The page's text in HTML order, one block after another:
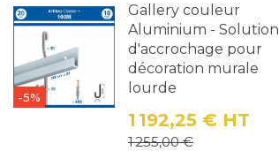
-5%
Gallery couleur
Aluminium - Solution
d'accrochage pour
décoration murale
lourde
Prix
1 192,25 € HT
Prix de base
1 255,00 €